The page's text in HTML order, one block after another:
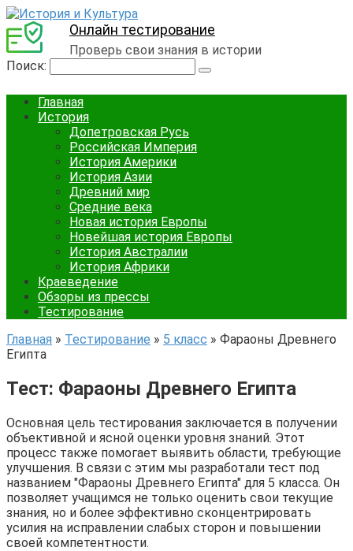
Онлайн тестирование
Проверь свои знания в истории
Поиск:
Главная
История
Допетровская Русь
Российская Империя
История Америки
История Азии
Древний мир
Средние века
Новая история Европы
Новейшая история Европы
История Австралии
История Африки
Краеведение
Обзоры из прессы
Тестирование
Главная » Тестирование » 5 класс » Фараоны Древнего
Египта
Тест: Фараоны Древнего Египта
Основная цель тестирования заключается в получении
объективной и ясной оценки уровня знаний. Этот
процесс также помогает выявить области, требующие
улучшения. В связи с этим мы разработали тест под
названием "Фараоны Древнего Египта" для 5 класса. Он
позволяет учащимся не только оценить свои текущие
знания, но и более эффективно сконцентрировать
усилия на исправлении слабых сторон и повышении
своей компетентности.